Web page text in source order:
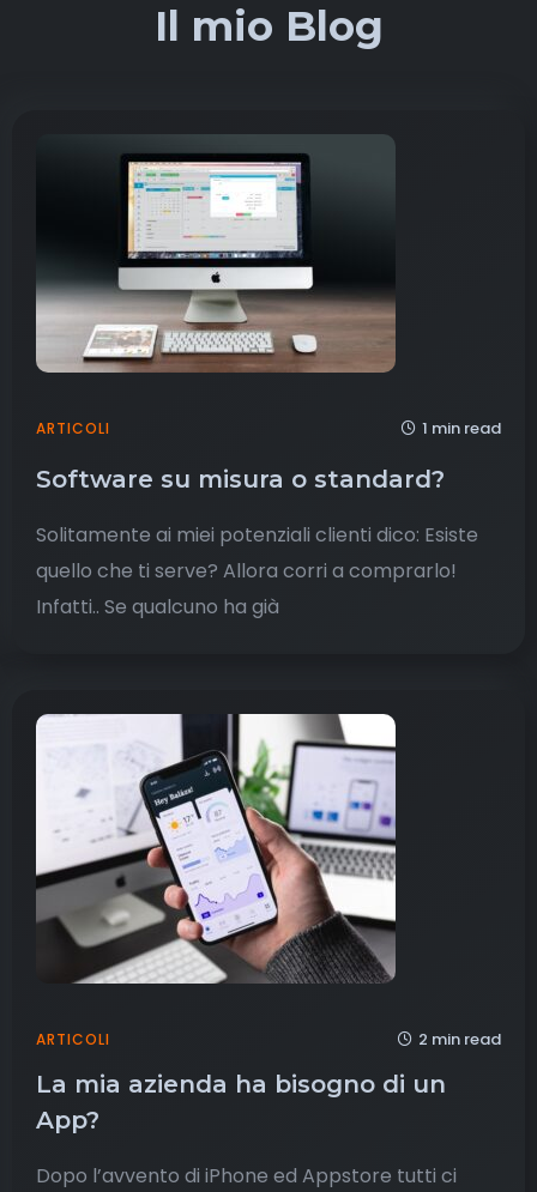
Il mio Blog
ARTICOLI 1 min read
Software su misura o standard?
Solitamente ai miei potenziali clienti dico: Esiste
quello che ti serve? Allora corri a comprarlo!
Infatti.. Se qualcuno ha già
ARTICOLI 2 min read
La mia azienda ha bisogno di un
App?
Dopo l’avvento di iPhone ed Appstore tutti ci